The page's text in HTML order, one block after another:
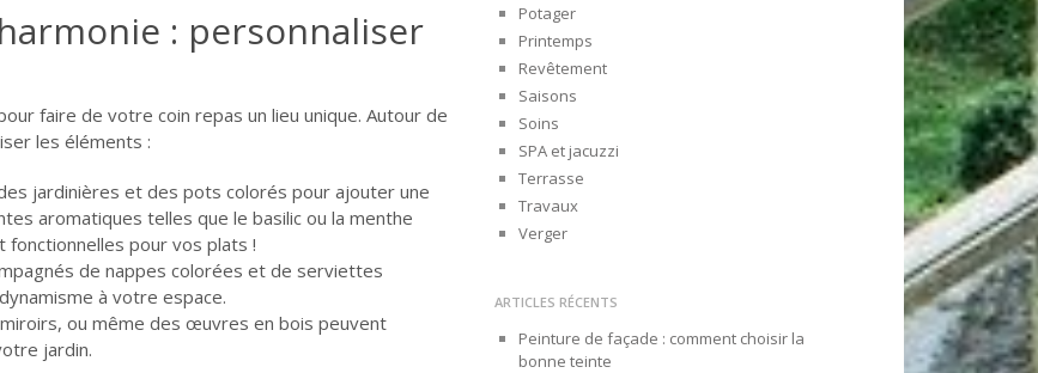
: personnaliser
faire de votre coin repas un lieu unique. Autour de
les éléments :
jardinières et des pots colorés pour ajouter une
aromatiques telles que le basilic ou la menthe
pour vos plats !
de nappes colorées et de serviettes
à votre espace.
ou même des œuvres en bois peuvent
jardin.
Potager
Printemps
Revêtement
Saisons
Soins
SPA et jacuzzi
Terrasse
Travaux
Verger
ARTICLES RÉCENTS
Peinture de façade : comment choisir la
bonne teinte